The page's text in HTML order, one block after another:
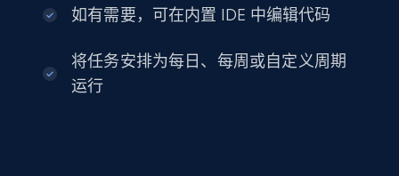
如有需要，可在内置 IDE 中编辑代码
将任务安排为每日、每周或自定义周期
运行